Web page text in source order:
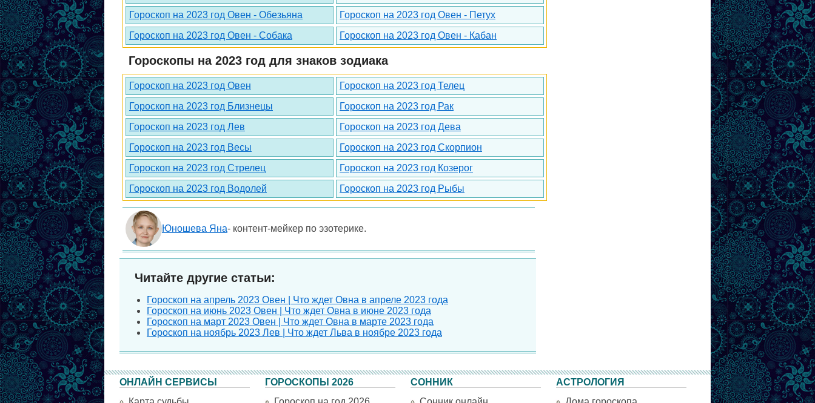
Гороскоп на 2023 год Овен - Обезьяна
Гороскоп на 2023 год Овен - Петух
Гороскоп на 2023 год Овен - Собака
Гороскоп на 2023 год Овен - Кабан
Гороскопы на 2023 год для знаков зодиака
Гороскоп на 2023 год Овен
Гороскоп на 2023 год Телец
Гороскоп на 2023 год Близнецы
Гороскоп на 2023 год Рак
Гороскоп на 2023 год Лев
Гороскоп на 2023 год Дева
Гороскоп на 2023 год Весы
Гороскоп на 2023 год Скорпион
Гороскоп на 2023 год Стрелец
Гороскоп на 2023 год Козерог
Гороскоп на 2023 год Водолей
Гороскоп на 2023 год Рыбы
Юношева Яна- контент-мейкер по эзотерике.
Читайте другие статьи:
Гороскоп на апрель 2023 Овен | Что ждет Овна в апреле 2023 года
Гороскоп на июнь 2023 Овен | Что ждет Овна в июне 2023 года
Гороскоп на март 2023 Овен | Что ждет Овна в марте 2023 года
Гороскоп на ноябрь 2023 Лев | Что ждет Льва в ноябре 2023 года
ОНЛАЙН СЕРВИСЫ
ГОРОСКОПЫ 2026
СОННИК
АСТРОЛОГИЯ